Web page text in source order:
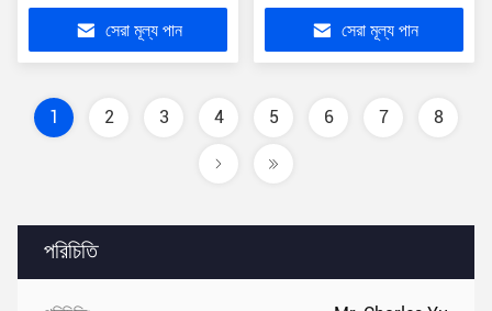
পরিচিতি
সেরা মূল্য পান সেরা মূল্য পান
1 2 3 4 5 6 7 8